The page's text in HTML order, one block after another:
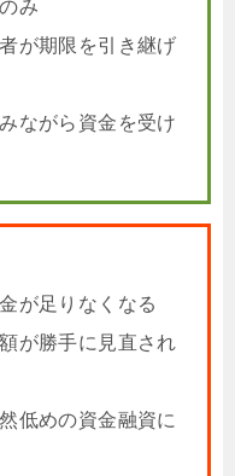
み
が期限を引き継げ
ながら資金を受け
が足りなくなる
が勝手に見直され
低めの資金融資に